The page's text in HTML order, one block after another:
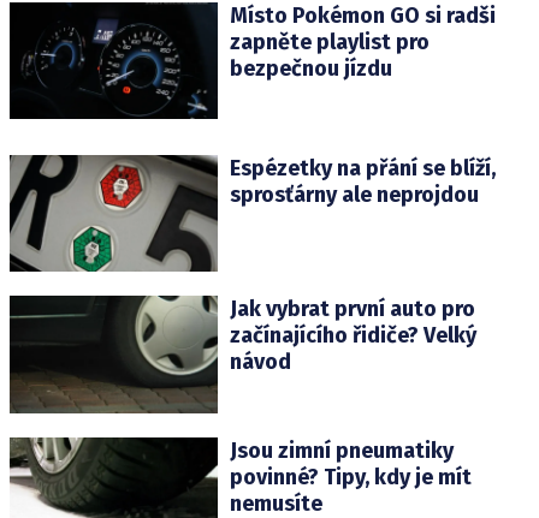
Místo Pokémon GO si radši
zapněte playlist pro
bezpečnou jízdu
Espézetky na přání se blíží,
sprosťárny ale neprojdou
Jak vybrat první auto pro
začínajícího řidiče? Velký
návod
Jsou zimní pneumatiky
povinné? Tipy, kdy je mít
nemusíte